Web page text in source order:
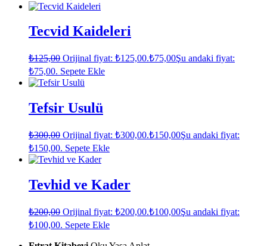
Tecvid Kaideleri
₺125,00 Orijinal fiyat: ₺125,00.₺75,00Şu andaki fiyat:
₺75,00. Sepete Ekle
Tefsir Usulü
₺300,00 Orijinal fiyat: ₺300,00.₺150,00Şu andaki fiyat:
₺150,00. Sepete Ekle
Tevhid ve Kader
₺200,00 Orijinal fiyat: ₺200,00.₺100,00Şu andaki fiyat:
₺100,00. Sepete Ekle